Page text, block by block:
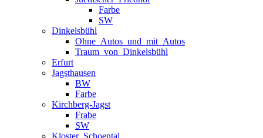
Farbe
SW
Dinkelsbühl
Ohne_Autos_und_mit_Autos
Traum_von_Dinkelsbühl
Erfurt
Jagsthausen
BW
Farbe
Kirchberg-Jagst
Frabe
SW
Kloster_Schoental